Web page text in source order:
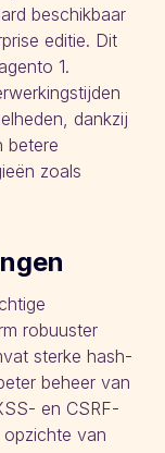
beschikbaar
editie. Dit
1.
dankzij
betere
zoals
robuuster
sterke hash-
beheer van
en CSRF-
van